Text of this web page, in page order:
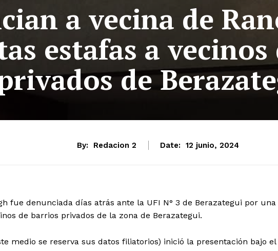
a vecina de
estafas a
de
By: Redacion 2 Date: 12 junio, 2024
fue denunciada días atrás ante la UFI N° 3 de Berazategui por una
de barrios privados de la zona de Berazategui.
medio se reserva sus datos filiatorios) inició la presentación bajo el